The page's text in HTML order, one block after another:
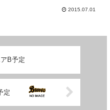
2015.07.01
B予定
定